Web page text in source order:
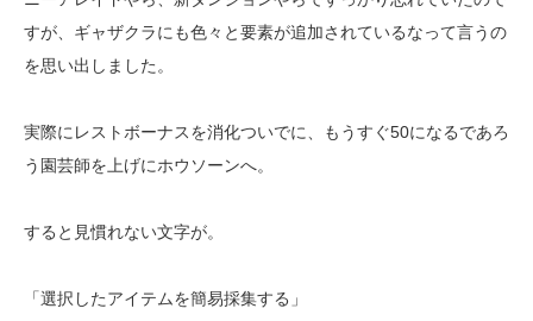
すが、ギャザクラにも色々と要素が追加されているなって言うの
を思い出しました。
実際にレストボーナスを消化ついでに、もうすぐ50になるであろ
う園芸師を上げにホウソーンへ。
すると見慣れない文字が。
「選択したアイテムを簡易採集する」